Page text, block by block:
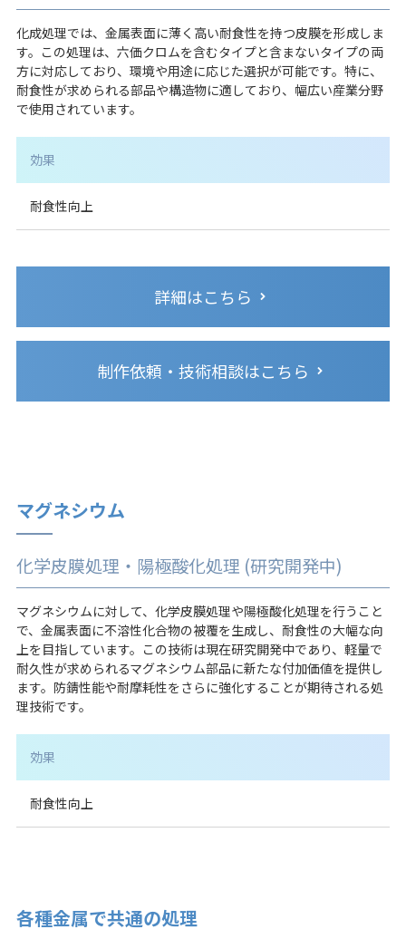
化成処理では、金属表面に薄く高い耐食性を持つ皮膜を形成しま
す。この処理は、六価クロムを含むタイプと含まないタイプの両
方に対応しており、環境や用途に応じた選択が可能です。特に、
耐食性が求められる部品や構造物に適しており、幅広い産業分野
で使用されています。
効果
耐食性向上
詳細はこちら
制作依頼・技術相談はこちら
マグネシウム
化学皮膜処理・陽極酸化処理 (研究開発中)
マグネシウムに対して、化学皮膜処理や陽極酸化処理を行うこと
で、金属表面に不溶性化合物の被覆を生成し、耐食性の大幅な向
上を目指しています。この技術は現在研究開発中であり、軽量で
耐久性が求められるマグネシウム部品に新たな付加価値を提供し
ます。防錆性能や耐摩耗性をさらに強化することが期待される処
理技術です。
効果
耐食性向上
各種金属で共通の処理